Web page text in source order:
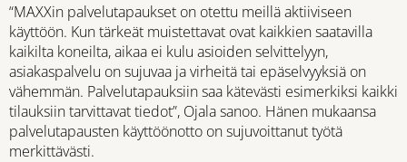
“MAXXin palvelutapaukset on otettu meillä aktiiviseen
käyttöön. Kun tärkeät muistettavat ovat kaikkien saatavilla
kaikilta koneilta, aikaa ei kulu asioiden selvittelyyn,
asiakaspalvelu on sujuvaa ja virheitä tai epäselvyyksiä on
vähemmän. Palvelutapauksiin saa kätevästi esimerkiksi kaikki
tilauksiin tarvittavat tiedot”, Ojala sanoo. Hänen mukaansa
palvelutapausten käyttöönotto on sujuvoittanut työtä
merkittävästi.